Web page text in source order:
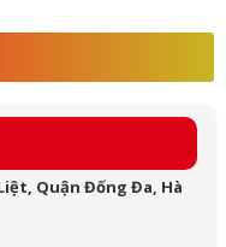
Quận Đống Đa, Hà